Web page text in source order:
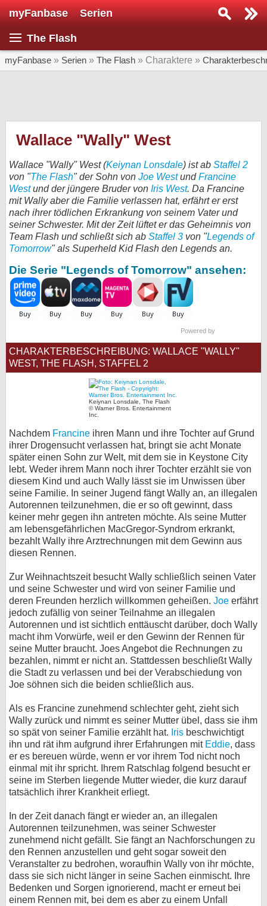
myFanbase Serien
The Flash
myFanbase » Serien » The Flash » Charaktere »
Wallace "Wally" West
Wallace "Wally" West (Keiynan Lonsdale) ist ab Staffel 2
von "The Flash" der Sohn von Joe WestundFrancine
Westund der jüngere Bruder von Iris West. Da Francine
mit Wally aber die Familie verlassen hat, erfährt er erst
nach ihrer tödlichen Erkrankung von seinem Vater und
seiner Schwester. Mit der Zeit lüftet er das Geheimnis von
Team Flash und schließt sich ab Staffel 3 von "Legends of
Tomorrow" als Superheld Kid Flash den Legends an.
Die Serie "Legends of Tomorrow" ansehen:
Powered by
CHARAKTERBESCHREIBUNG: WALLACE "WALLY"
WEST, THE FLASH, STAFFEL 2
Keiynan Lonsdale, The Flash
© Warner Bros. Entertainment
Inc.
Nachdem Francine ihren Mann und ihre Tochter auf Grund
ihrer Drogensucht verlassen hat, bringt sie acht Monate
später einen Sohn zur Welt, mit dem sie in Keystone City
lebt. Weder ihrem Mann noch ihrer Tochter erzählt sie von
diesem Kind und auch Wally lässt sie im Unwissen über
seine Familie. In seiner Jugend fängt Wally an, an illegalen
Autorennen teilzunehmen, die er so oft gewinnt, dass
keiner mehr gegen ihn antreten möchte. Als seine Mutter
am lebensgefährlichen MacGregor-Syndrom erkrankt,
bezahlt Wally ihre Arztrechnungen mit dem Gewinn aus
diesen Rennen.
Zur Weihnachtszeit besucht Wally schließlich seinen Vater
und seine Schwester und wird von seiner Familie und
deren Freunden herzlich willkommen geheißen. Joe erfährt
jedoch zufällig von seiner Teilnahme an illegalen
Autorennen und ist sichtlich enttäuscht darüber, doch Wally
macht ihm Vorwürfe, weil er den Gewinn der Rennen für
seine Mutter braucht. Joes Angebot die Rechnungen zu
bezahlen, nimmt er nicht an. Stattdessen beschließt Wally
die Stadt zu verlassen und bei der Verabschiedung von
Joe söhnen sich die beiden schließlich aus.
Als es Francine zunehmend schlechter geht, zieht sich
Wally zurück und nimmt es seiner Mutter übel, dass sie ihm
so spät von seiner Familie erzählt hat. Iris beschwichtigt
ihn und rät ihm aufgrund ihrer Erfahrungen mit Eddie, dass
er es bereuen würde, wenn er vor ihrem Tod nicht noch
einmal mit ihr spricht. Ihrem Ratschlag folgend besucht er
seine im Sterben liegende Mutter wieder, die kurz darauf
tatsächlich ihrer Krankheit erliegt.
In der Zeit danach fängt er wieder an, an illegalen
Autorennen teilzunehmen, was seiner Schwester
zunehmend nicht gefällt. Sie fängt an Nachforschungen zu
den Rennen anzustellen und geht sogar soweit den
Veranstalter zu bedrohen, woraufhin Wally von ihr möchte,
dass sie sich nicht länger in seine Sachen einmischt. Ihre
Bedenken und Sorgen ignorierend, macht er erneut bei
einem Rennen mit, bei dem es aber zu einem Unfall
Serie suchen...
SERIEN
KULTUR
Specials
SERVICE
Gewinnspiele
bei X
bei Facebook
Kontakt
Nutzungsbedingungen
Datenschutz
Impressum
Desktop-Ansicht
myFanbase